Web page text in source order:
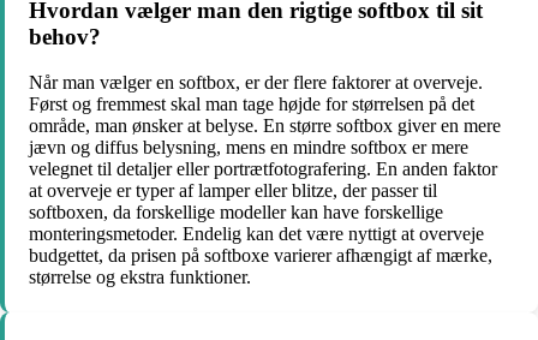
Hvordan vælger man den rigtige softbox til sit
behov?
Når man vælger en softbox, er der flere faktorer at overveje.
Først og fremmest skal man tage højde for størrelsen på det
område, man ønsker at belyse. En større softbox giver en mere
jævn og diffus belysning, mens en mindre softbox er mere
velegnet til detaljer eller portrætfotografering. En anden faktor
at overveje er typer af lamper eller blitze, der passer til
softboxen, da forskellige modeller kan have forskellige
monteringsmetoder. Endelig kan det være nyttigt at overveje
budgettet, da prisen på softboxe varierer afhængigt af mærke,
størrelse og ekstra funktioner.